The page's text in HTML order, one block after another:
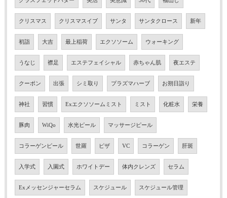
クリスマス クリスマスイブ サンタ サンタクロース 新年
初詣 大吉 最上稲荷 エクソソーム ウォーキング
うなじ 襟足 エステフェイシャル 赤ちゃん肌 夜エステ
クーポン 出張 シミ取り プラズマハーブ お朔日詣り
神社 習慣 Exエクソソームミスト ミスト 化粧水 栄養
豚肉 WiQo 水光ピール マッサージピール
コラーゲンピール 世羅 ピザ VC コラーゲン 肝斑
入学式 入園式 ホワイトデー 体内クレンズ セラム
Exメッセンジャーセラム スケジュール スケジュール管理